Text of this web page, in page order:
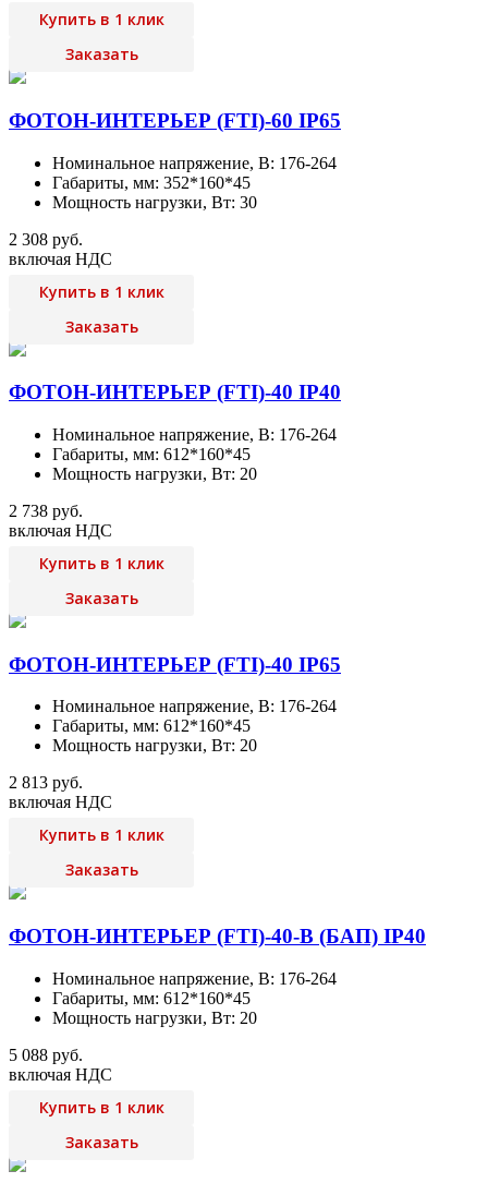
Купить в 1 клик
Заказать
ФОТОН-ИНТЕРЬЕР (FTI)-60 IP65
Номинальное напряжение, В: 176-264
Габариты, мм: 352*160*45
Мощность нагрузки, Вт: 30
2 308 руб.
включая НДС
Купить в 1 клик
Заказать
ФОТОН-ИНТЕРЬЕР (FTI)-40 IP40
Номинальное напряжение, В: 176-264
Габариты, мм: 612*160*45
Мощность нагрузки, Вт: 20
2 738 руб.
включая НДС
Купить в 1 клик
Заказать
ФОТОН-ИНТЕРЬЕР (FTI)-40 IP65
Номинальное напряжение, В: 176-264
Габариты, мм: 612*160*45
Мощность нагрузки, Вт: 20
2 813 руб.
включая НДС
Купить в 1 клик
Заказать
ФОТОН-ИНТЕРЬЕР (FTI)-40-B (БАП) IP40
Номинальное напряжение, В: 176-264
Габариты, мм: 612*160*45
Мощность нагрузки, Вт: 20
5 088 руб.
включая НДС
Купить в 1 клик
Заказать